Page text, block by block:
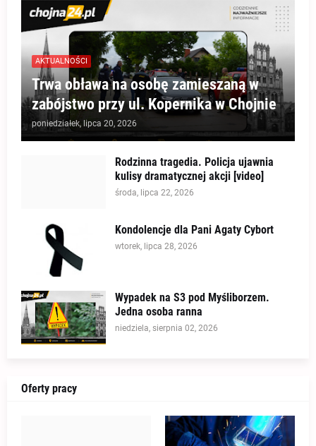
AKTUALNOŚCI
Trwa obława na osobę zamieszaną w
zabójstwo przy ul. Kopernika w Chojnie
poniedziałek, lipca 20, 2026
Rodzinna tragedia. Policja ujawnia
kulisy dramatycznej akcji [video]
środa, lipca 22, 2026
Kondolencje dla Pani Agaty Cybort
wtorek, lipca 28, 2026
Wypadek na S3 pod Myśliborzem.
Jedna osoba ranna
niedziela, sierpnia 02, 2026
Oferty pracy